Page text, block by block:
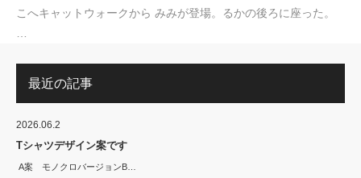
こへキャットウォークから みみが登場。るかの後ろに座った。
最近の記事
2026.06.2
Tシャツデザイン案です
A案 モノクロバージョンB…